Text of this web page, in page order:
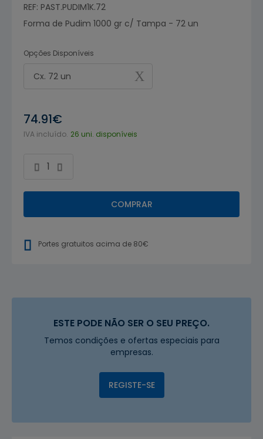
REF: PAST.PUDIM1K.72
Forma de Pudim 1000 gr c/ Tampa - 72 un
Opções Disponíveis
Cx. 72 un
74.91€
IVA incluído. 26 uni. disponíveis
COMPRAR
Portes gratuitos acima de 80€
ESTE PODE NÃO SER O SEU PREÇO.
Temos condições e ofertas especiais para
empresas.
REGISTE-SE